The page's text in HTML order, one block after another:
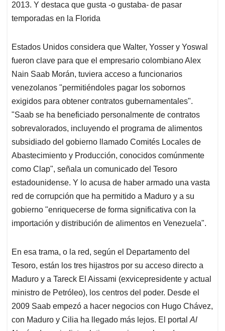
2013. Y destaca que gusta -o gustaba- de pasar
temporadas en la Florida
Estados Unidos considera que Walter, Yosser y Yoswal
fueron clave para que el empresario colombiano Alex
Nain Saab Morán, tuviera acceso a funcionarios
venezolanos "permitiéndoles pagar los sobornos
exigidos para obtener contratos gubernamentales".
"Saab se ha beneficiado personalmente de contratos
sobrevalorados, incluyendo el programa de alimentos
subsidiado del gobierno llamado Comités Locales de
Abastecimiento y Producción, conocidos comúnmente
como Clap", señala un comunicado del Tesoro
estadounidense. Y lo acusa de haber armado una vasta
red de corrupción que ha permitido a Maduro y a su
gobierno "enriquecerse de forma significativa con la
importación y distribución de alimentos en Venezuela".
En esa trama, o la red, según el Departamento del
Tesoro, están los tres hijastros por su acceso directo a
Maduro y a Tareck El Aissami (exvicepresidente y actual
ministro de Petróleo), los centros del poder. Desde el
2009 Saab empezó a hacer negocios con Hugo Chávez,
con Maduro y Cilia ha llegado más lejos. El portalAl